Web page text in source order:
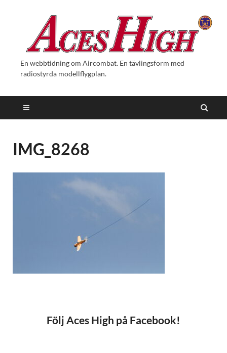
En webbtidning om Aircombat. En tävlingsform med
radiostyrda modellflygplan.
IMG_8268
Följ Aces High på Facebook!